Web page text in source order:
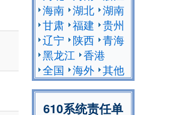
海南 湖北 湖南
甘肃 福建 贵州
辽宁
陕西 青海
黑龙江 香港
全国 海外 其他
610系统责任单